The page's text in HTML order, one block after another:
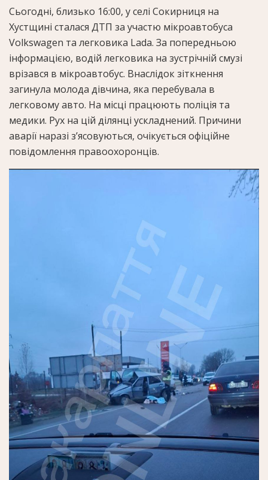
Сьогодні, близько 16:00, у селі Сокирниця на
Хустщині сталася ДТП за участю мікроавтобуса
Volkswagen та легковика Lada. За попередньою
інформацією, водій легковика на зустрічній смузі
врізався в мікроавтобус. Внаслідок зіткнення
загинула молода дівчина, яка перебувала в
легковому авто. На місці працюють поліція та
медики. Рух на цій ділянці ускладнений. Причини
аварії наразі з’ясовуються, очікується офіційне
повідомлення правоохоронців.